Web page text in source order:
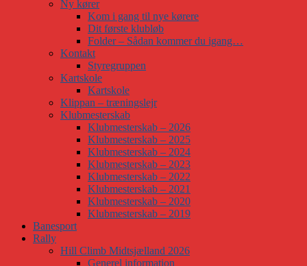
Ny kører
Kom i gang til nye kørere
Dit første klubløb
Folder – Sådan kommer du igang…
Kontakt
Styregruppen
Kartskole
Kartskole
Klippan – træningslejr
Klubmesterskab
Klubmesterskab – 2026
Klubmesterskab – 2025
Klubmesterskab – 2024
Klubmesterskab – 2023
Klubmesterskab – 2022
Klubmesterskab – 2021
Klubmesterskab – 2020
Klubmesterskab – 2019
Banesport
Rally
Hill Climb Midtsjælland 2026
Generel information